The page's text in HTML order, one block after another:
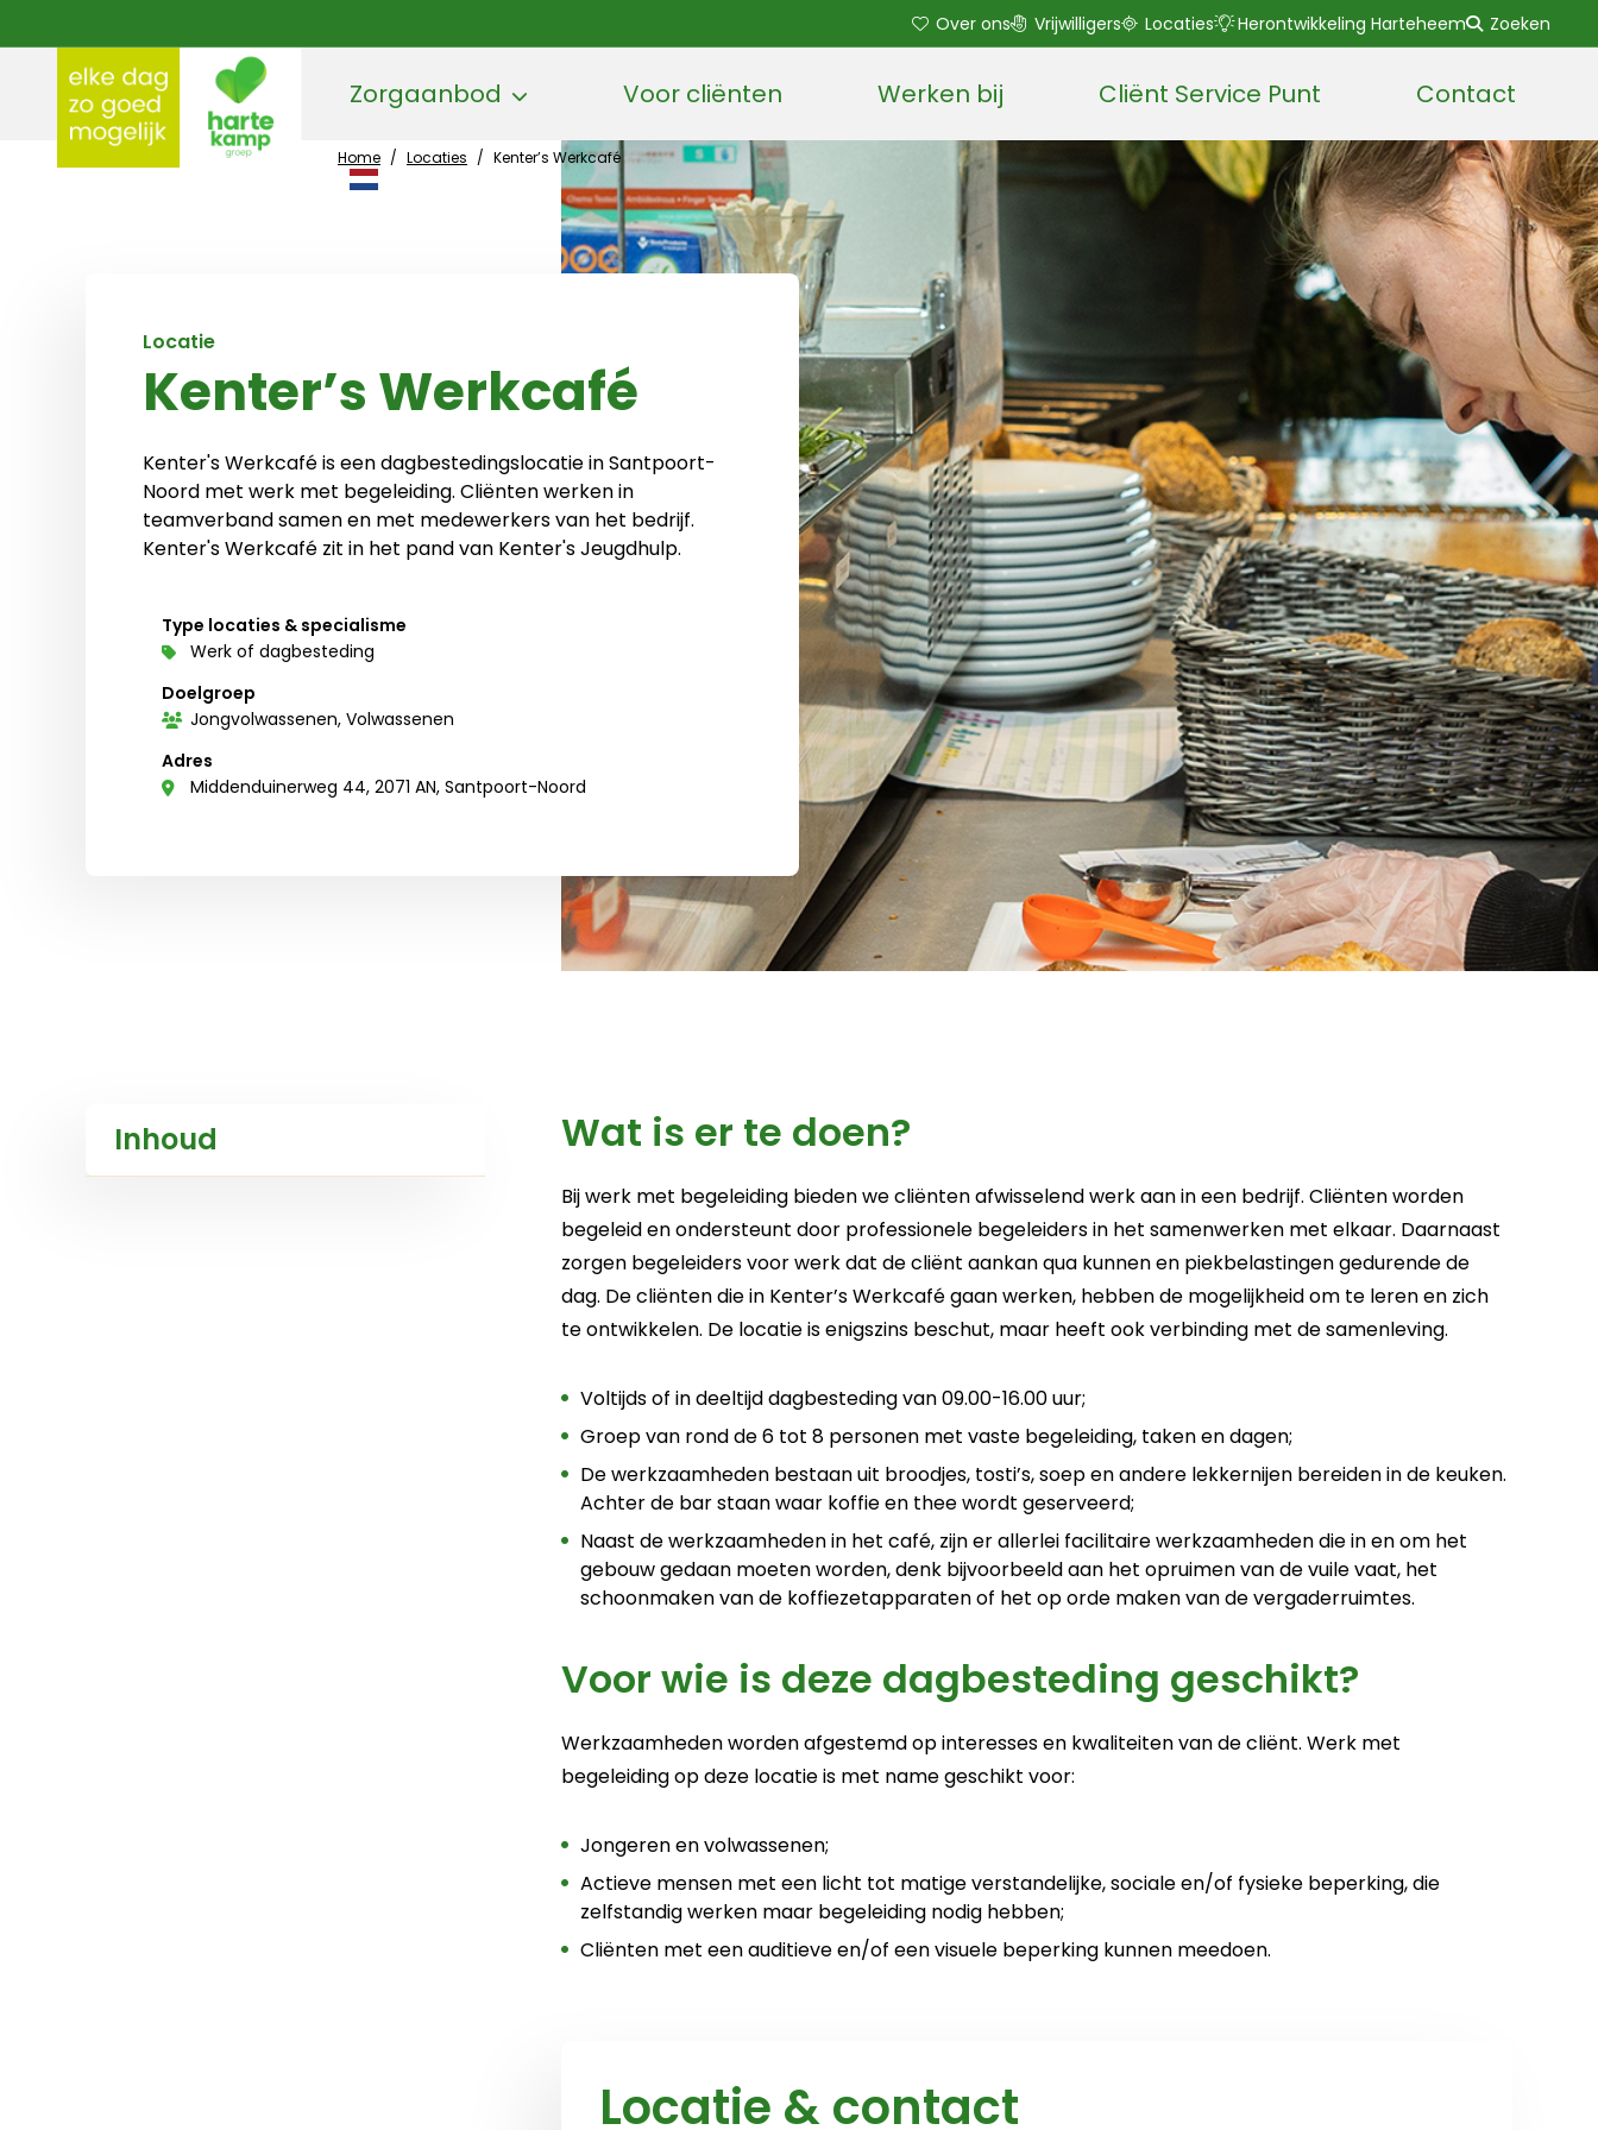
Over ons Vrijwilligers Locaties Herontwikkeling Harteheem Zoeken
Zorgaanbod Open sub menuVoor cliënten Werken bij Cliënt Service Punt Contact
Home / Locaties / Kenter’s Werkcafé
Lees voor
Kenter’s Werkcafé
Locatie
Kenter's Werkcafé is een dagbestedingslocatie in Santpoort-
Noord met werk met begeleiding. Cliënten werken in
teamverband samen en met medewerkers van het bedrijf.
Kenter's Werkcafé zit in het pand van Kenter's Jeugdhulp.
Type locaties & specialisme
Werk of dagbesteding
Doelgroep
Jongvolwassenen, Volwassenen
Adres
Middenduinerweg 44, 2071 AN, Santpoort-Noord
Inhoud Wat is er te doen?
Bij werk met begeleiding bieden we cliënten afwisselend werk aan in een bedrijf. Cliënten worden
begeleid en ondersteunt door professionele begeleiders in het samenwerken met elkaar. Daarnaast
zorgen begeleiders voor werk dat de cliënt aankan qua kunnen en piekbelastingen gedurende de
dag. De cliënten die in Kenter’s Werkcafé gaan werken, hebben de mogelijkheid om te leren en zich
te ontwikkelen. De locatie is enigszins beschut, maar heeft ook verbinding met de samenleving.
Voltijds of in deeltijd dagbesteding van 09.00-16.00 uur;
Groep van rond de 6 tot 8 personen met vaste begeleiding, taken en dagen;
De werkzaamheden bestaan uit broodjes, tosti’s, soep en andere lekkernijen bereiden in de keuken.
Achter de bar staan waar koffie en thee wordt geserveerd;
Naast de werkzaamheden in het café, zijn er allerlei facilitaire werkzaamheden die in en om het
gebouw gedaan moeten worden, denk bijvoorbeeld aan het opruimen van de vuile vaat, het
schoonmaken van de koffiezetapparaten of het op orde maken van de vergaderruimtes.
Voor wie is deze dagbesteding geschikt?
Werkzaamheden worden afgestemd op interesses en kwaliteiten van de cliënt. Werk met
begeleiding op deze locatie is met name geschikt voor:
Jongeren en volwassenen;
Actieve mensen met een licht tot matige verstandelijke, sociale en/of fysieke beperking, die
zelfstandig werken maar begeleiding nodig hebben;
Cliënten met een auditieve en/of een visuele beperking kunnen meedoen.
Locatie & contact